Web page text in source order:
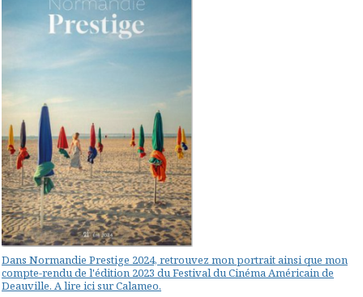
Dans Normandie Prestige 2024, retrouvez mon portrait ainsi que mon
compte-rendu de l'édition 2023 du Festival du Cinéma Américain de
Deauville. A lire ici sur Calameo.